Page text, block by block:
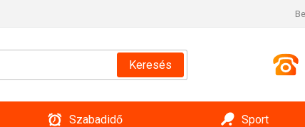
Keresés
Szabadidő Sport